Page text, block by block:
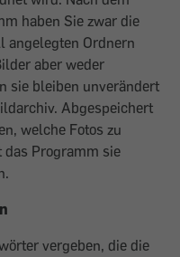
haben Sie zwar die
angelegten Ordnern
aber weder
sie bleiben unverändert
Abgespeichert
welche Fotos zu
Programm sie
vergeben, die die